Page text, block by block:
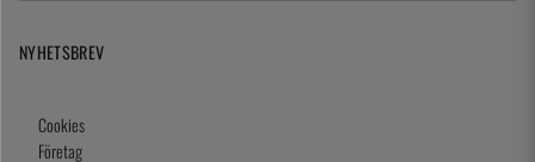
NYHETSBREV
Cookies
Företag